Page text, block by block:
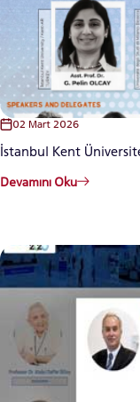
STUDENT
ÖNLİSANS ve
LİSANS ADAY
02 Mart 2026
İstanbul Kent
Devamını Oku